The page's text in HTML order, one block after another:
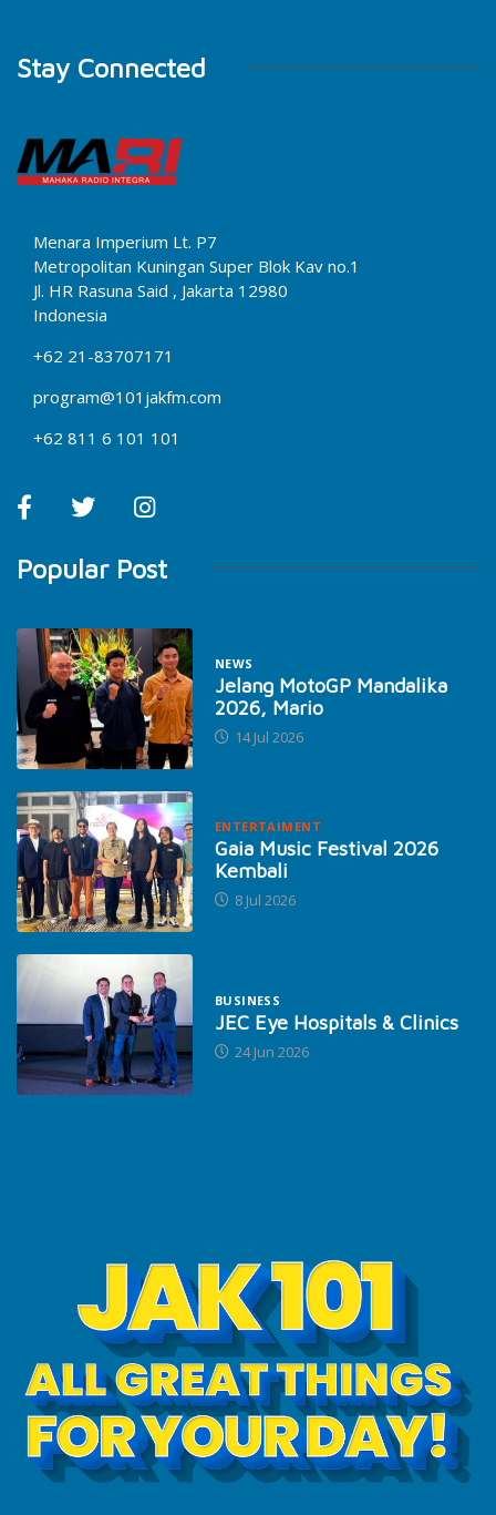
Stay Connected
Menara Imperium Lt. P7
Metropolitan Kuningan Super Blok Kav no.1
Jl. HR Rasuna Said , Jakarta 12980
Indonesia
+62 21-83707171
program@101jakfm.com
+62 811 6 101 101
Popular Post
NEWS
Jelang MotoGP Mandalika
2026, Mario
14 Jul 2026
ENTERTAIMENT
Gaia Music Festival 2026
Kembali
8 Jul 2026
BUSINESS
JEC Eye Hospitals & Clinics
24 Jun 2026